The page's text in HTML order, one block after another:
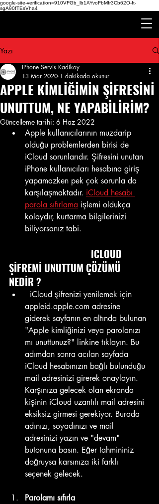
google-site-verification=910VFGb_lb1AYvoFbMfr3Cb62O-ft-
sgA90fTEsVha4
Yazı
APPLE KİMLİĞİMİN ŞİFRESİNİ
UNUTTUM, NE YAPABİLİRİM?
iPhone Servis Kadikoy
13 Mar 2020 1 dakikada okunur
Güncelleme tarihi: 6 Haz 2022
Apple kullanıcılarının muzdarip
olduğu problemlerden birisi de
iCloud sorunlarıdır. Şifresini unutan
iPhone kullanıcıları hesabına giriş
yapamazken pek çok sorunla da
karşılaşmaktadır. iCloud hesabı
parola sıfırlama işlemi oldukça
kolaydır, kurtarma bilgilerinizi
biliyorsanız tabi.
ŞİFREMİ UNUTTUM ÇÖZÜMÜ
NEDİR ?
appleid.apple.com adresine
giderek sayfanın en altında bulunan
"Apple kimliğinizi veya parolanızı
mı unuttunuz?" linkine tıklayın. Bu
adımdan sonra acılan sayfada
iCloud hesabınızın bağlı bulunduğu
mail adresinizi girerek onaylayın.
Karşınıza gelecek olan ekranda
kişinin iCloud uzantılı mail adresini
eksiksiz girmesi gerekiyor. Burada
adınızı, soyadınızı ve mail
adresinizi yazın ve "devam"
butonuna basın. Eğer tahmininiz
doğruysa karsınıza iki farklı
seçenek gelecek.
Parolamı sıfırla